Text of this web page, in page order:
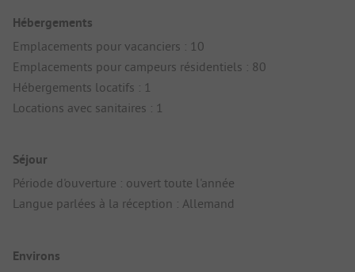
Hébergements
Emplacements pour vacanciers : 10
Emplacements pour campeurs résidentiels : 80
Hébergements locatifs : 1
Locations avec sanitaires : 1
Séjour
Période d'ouverture : ouvert toute l'année
Langue parlées à la réception : Allemand
Environs